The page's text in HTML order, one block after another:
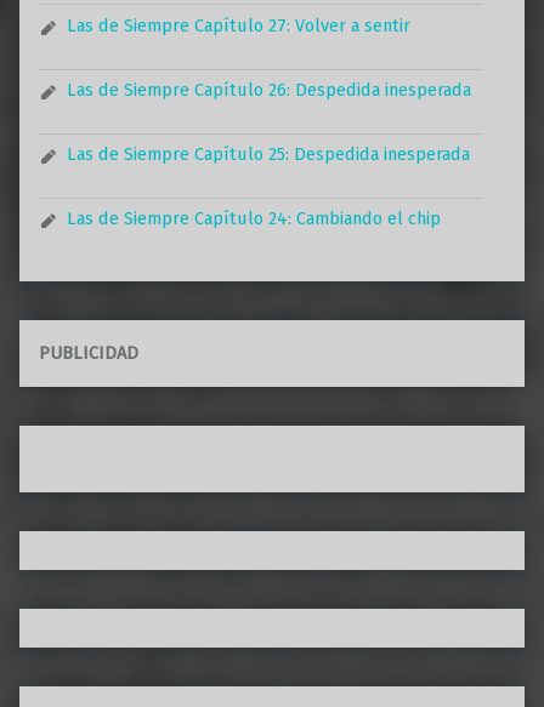
Las de Siempre Capítulo 27: Volver a sentir
Las de Siempre Capítulo 26: Despedida inesperada
Las de Siempre Capítulo 25: Despedida inesperada
Las de Siempre Capítulo 24: Cambiando el chip
PUBLICIDAD